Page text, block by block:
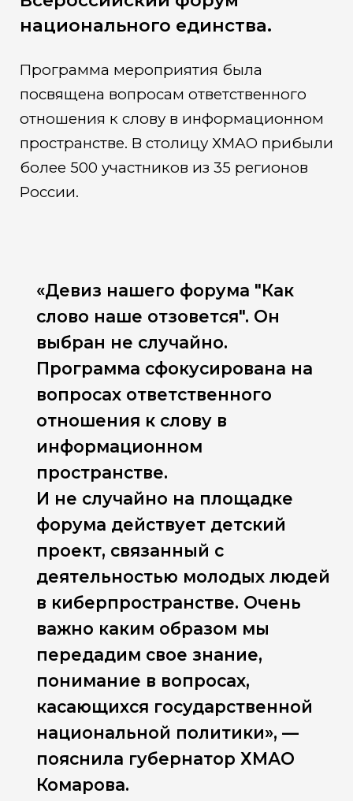
национального единства.
Программа мероприятия была
посвящена вопросам ответственного
отношения к слову в информационном
пространстве. В столицу ХМАО прибыли
более 500 участников из 35 регионов
России.
«Девиз нашего форума "Как
слово наше отзовется". Он
выбран не случайно.
Программа сфокусирована на
вопросах ответственного
отношения к слову в
информационном
пространстве.
И не случайно на площадке
форума действует детский
проект, связанный с
деятельностью молодых людей
в киберпространстве. Очень
важно каким образом мы
передадим свое знание,
понимание в вопросах,
касающихся государственной
национальной политики», —
пояснила губернатор ХМАО
Комарова.